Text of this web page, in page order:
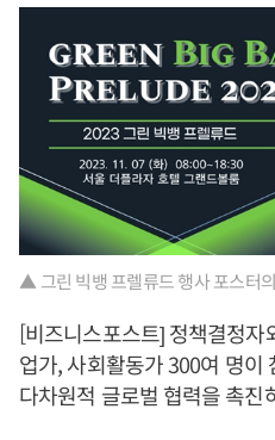
▲ 그린 빅뱅 프렐류드 행사 포스터
[비즈니스포스트] 정책결정
업가, 사회활동가 300여 명이
다차원적 글로벌 협력을 촉진